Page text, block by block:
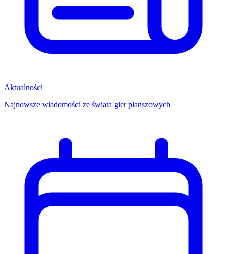
Aktualności
Najnowsze wiadomości ze świata gier planszowych